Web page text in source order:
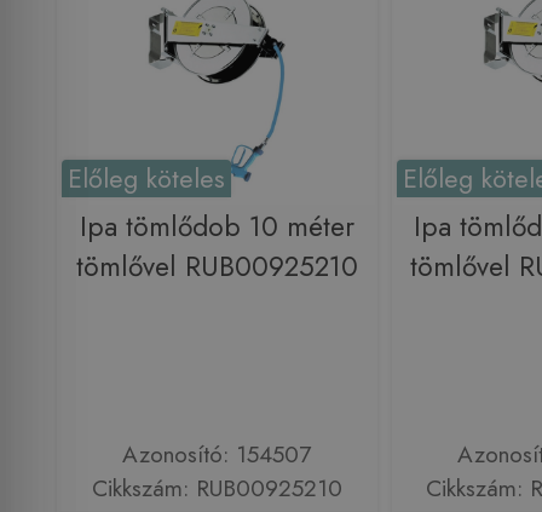
Előleg köteles
Ipa tömlődob 10 méter
tömlővel RUB00925210
Azonosító: 154507
Cikkszám: RUB00925210
Előleg
Ipa
tömlővel
Cikkszám: